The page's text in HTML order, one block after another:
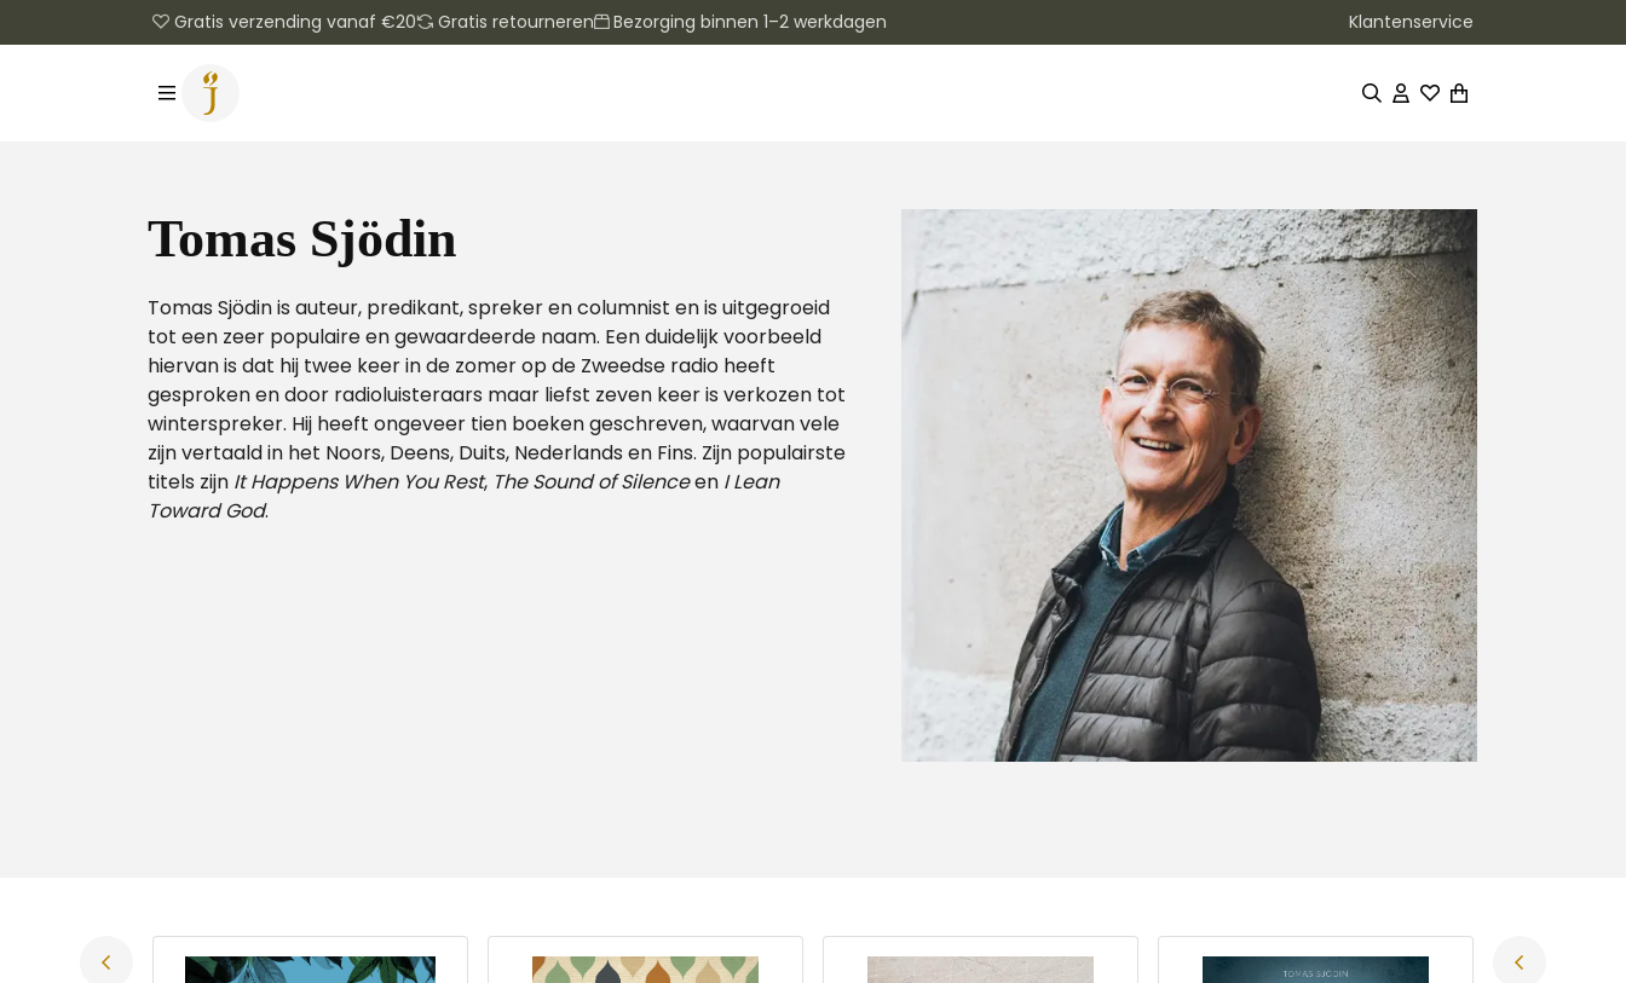
Gratis verzending vanaf €20 Gratis retourneren Bezorging binnen 1–2 werkdagen Klantenservice
Tomas Sjödin
Tomas Sjödin is auteur, predikant, spreker en columnist en is uitgegroeid
tot een zeer populaire en gewaardeerde naam. Een duidelijk voorbeeld
hiervan is dat hij twee keer in de zomer op de Zweedse radio heeft
gesproken en door radioluisteraars maar liefst zeven keer is verkozen tot
winterspreker. Hij heeft ongeveer tien boeken geschreven, waarvan vele
zijn vertaald in het Noors, Deens, Duits, Nederlands en Fins. Zijn populairste
titels zijn It Happens When You Rest, The Sound of Silenceen I Lean
Toward God.